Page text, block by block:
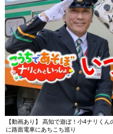
【動画あり】 高知で遊ぼ！小4ナリく
に路面電車にあちこち巡り